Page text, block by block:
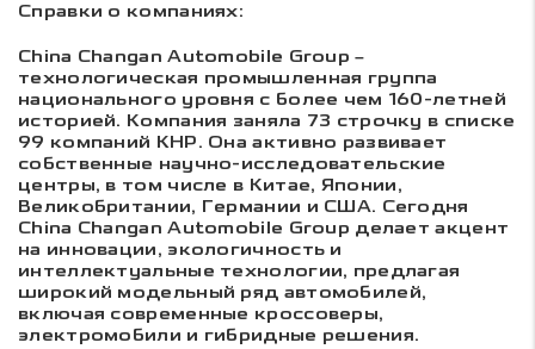
Справки о компаниях:
China Changan Automobile Group –
технологическая промышленная группа
национального уровня с более чем 160-летней
историей. Компания заняла 73 строчку в списке
99 компаний КНР. Она активно развивает
собственные научно-исследовательские
центры, в том числе в Китае, Японии,
Великобритании, Германии и США. Сегодня
China Changan Automobile Group делает акцент
на инновации, экологичность и
интеллектуальные технологии, предлагая
широкий модельный ряд автомобилей,
включая современные кроссоверы,
электромобили и гибридные решения.